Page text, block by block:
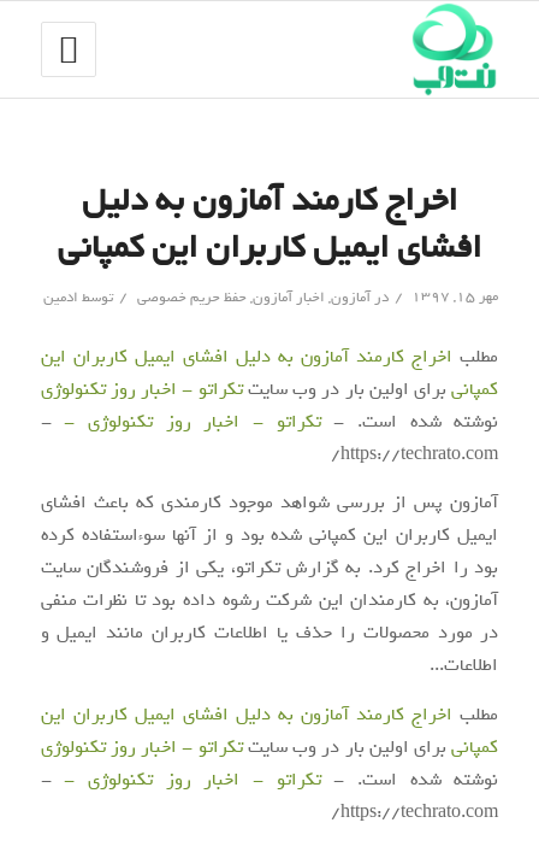
اخراج کارمند آمازون به دلیل
افشای ایمیل کاربران این کمپانی
مهر ۱۵, ۱۳۹۷ / درآمازون, اخبار آمازون,حفظ حریم خصوصی / توسط ادمین
مطلب اخراج کارمند آمازون به دلیل افشای ایمیل کاربران این
کمپانیبرای اولین بار در وب سایتتکراتو - اخبار روز تکنولوژی
نوشته شده است. -تکراتو - اخبار روز تکنولوژی --
https://techrato.com/
آمازون پس از بررسی شواهد موجود کارمندی که باعث افشای
ایمیل کاربران این کمپانی شده بود و از آنها سوءاستفاده کرده
بود را اخراج کرد. به گزارش تکراتو، یکی از فروشندگان سایت
آمازون، به کارمندان این شرکت رشوه داده‌ بود تا نظرات منفی
در مورد محصولات را حذف یا اطلاعات کاربران مانند ایمیل و
اطلاعات...
مطلب اخراج کارمند آمازون به دلیل افشای ایمیل کاربران این
کمپانیبرای اولین بار در وب سایتتکراتو - اخبار روز تکنولوژی
نوشته شده است. -تکراتو - اخبار روز تکنولوژی --
https://techrato.com/